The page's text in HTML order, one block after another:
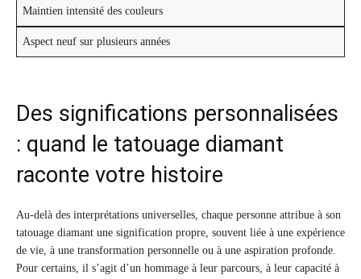
Maintien intensité des couleurs
Aspect neuf sur plusieurs années
Des significations personnalisées
: quand le tatouage diamant
raconte votre histoire
Au-delà des interprétations universelles, chaque personne attribue à son
tatouage diamant une signification propre, souvent liée à une expérience
de vie, à une transformation personnelle ou à une aspiration profonde.
Pour certains, il s’agit d’un hommage à leur parcours, à leur capacité à